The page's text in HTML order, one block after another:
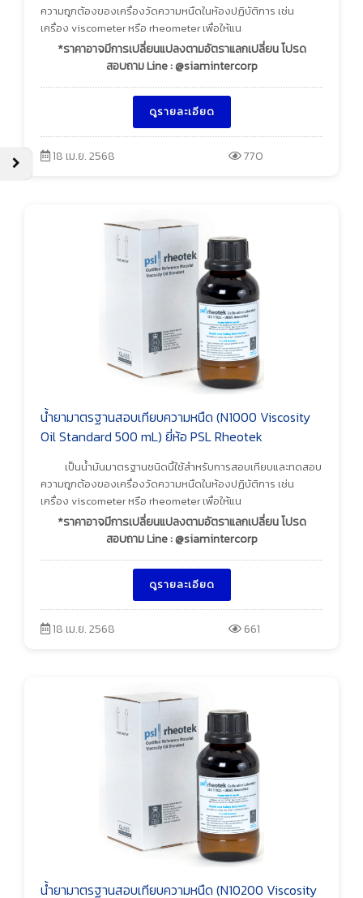
ความถูกต้องของเครื่องวัดความหนืดในห้องปฏิบัติการ เช่น
เครื่อง viscometer หรือ rheometer เพื่อให้แน
*ราคาอาจมีการเปลี่ยนแปลงตามอัตราแลกเปลี่ยน โปรด
สอบถาม Line : @siamintercorp
ดูรายละเอียด
18 เม.ย. 2568 770
น้ำยามาตรฐานสอบเทียบความหนืด (N1000 Viscosity
Oil Standard 500 mL) ยี่ห้อ PSL Rheotek
เป็นน้ำมันมาตรฐานชนิดนี้ใช้สำหรับการสอบเทียบและทดสอบ
ความถูกต้องของเครื่องวัดความหนืดในห้องปฏิบัติการ เช่น
เครื่อง viscometer หรือ rheometer เพื่อให้แน
*ราคาอาจมีการเปลี่ยนแปลงตามอัตราแลกเปลี่ยน โปรด
สอบถาม Line : @siamintercorp
ดูรายละเอียด
18 เม.ย. 2568 661
น้ำยามาตรฐานสอบเทียบความหนืด (N10200 Viscosity